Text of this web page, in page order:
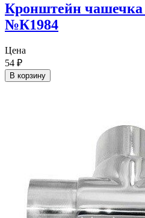
Кронштейн чашечка
№К1984
Цена
54 ₽
В корзину